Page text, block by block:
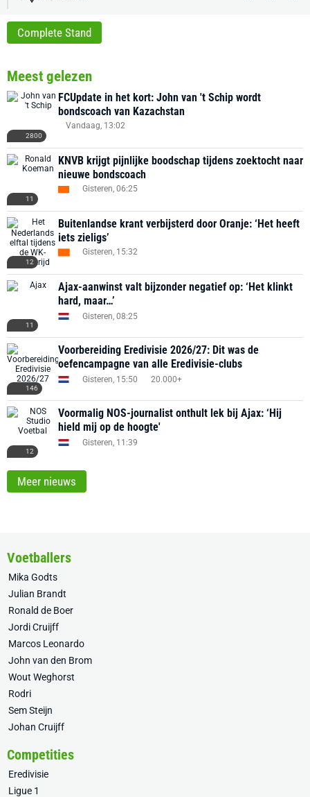
Complete Stand
Meest gelezen
2800
FCUpdate in het kort: John van 't Schip wordt
bondscoach van Kazachstan
Vandaag, 13:02
11
KNVB krijgt pijnlijke boodschap tijdens zoektocht naar
nieuwe bondscoach
Gisteren, 06:25
12
Buitenlandse krant verbijsterd door Oranje: ‘Het heeft
iets zieligs’
Gisteren, 15:32
11
Ajax-aanwinst valt bijzonder negatief op: ‘Het klinkt
hard, maar…’
Gisteren, 08:25
146
Voorbereiding Eredivisie 2026/27: Dit was de
oefencampagne van alle Eredivisie-clubs
Gisteren, 15:50 20.000+
12
Voormalig NOS-journalist onthult lek bij Ajax: ‘Hij
hield mij op de hoogte'
Gisteren, 11:39
Meer nieuws
Voetballers
Mika Godts
Julian Brandt
Ronald de Boer
Jordi Cruijff
Marcos Leonardo
John van den Brom
Wout Weghorst
Rodri
Sem Steijn
Johan Cruijff
Competities
Eredivisie
Ligue 1